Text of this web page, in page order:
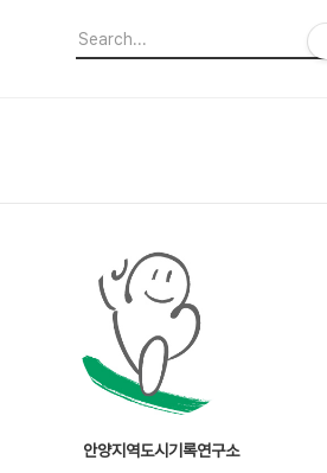
안양지역도시기록연구소